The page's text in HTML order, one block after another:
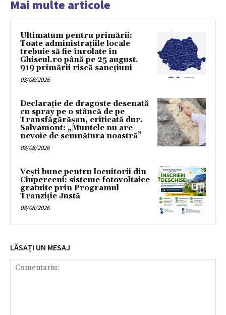
Mai multe articole
Ultimatum pentru primării:
Toate administrațiile locale
trebuie să fie înrolate în
Ghiseul.ro până pe 25 august.
919 primării riscă sancțiuni
08/08/2026
Declarație de dragoste desenată
cu spray pe o stâncă de pe
Transfăgărășan, criticată dur.
Salvamont: „Muntele nu are
nevoie de semnătura noastră”
08/08/2026
Vești bune pentru locuitorii din
Ciuperceni: sisteme fotovoltaice
gratuite prin Programul
Tranziție Justă
08/08/2026
LĂSAȚI UN MESAJ